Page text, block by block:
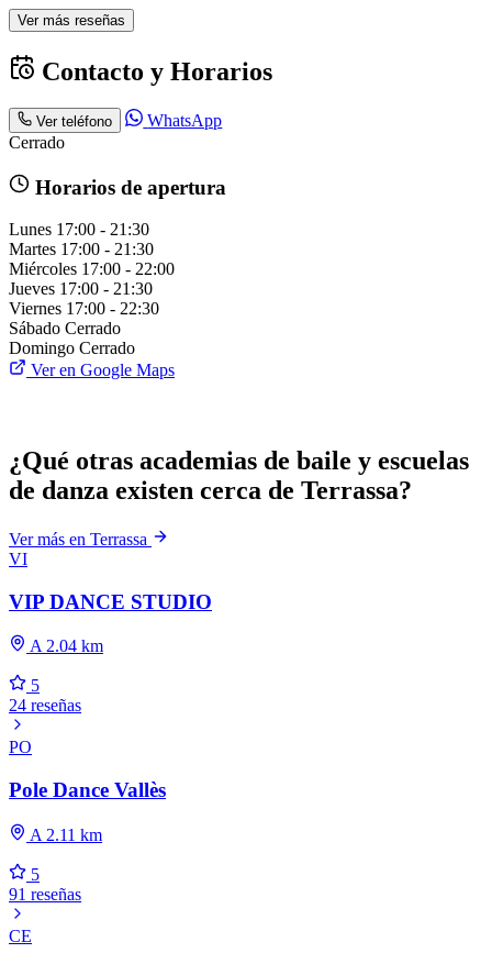
Ver más reseñas
Contacto y Horarios
Ver teléfono
WhatsApp
Cerrado
Horarios de apertura
Lunes 17:00 - 21:30
Martes 17:00 - 21:30
Miércoles 17:00 - 22:00
Jueves 17:00 - 21:30
Viernes 17:00 - 22:30
Sábado Cerrado
Domingo Cerrado
Ver en Google Maps
¿Qué otras academias de baile y escuelas
de danza existen cerca de Terrassa?
Ver más en Terrassa
VI
VIP DANCE STUDIO
A 2.04 km
5
24 reseñas
PO
Pole Dance Vallès
A 2.11 km
5
91 reseñas
CE